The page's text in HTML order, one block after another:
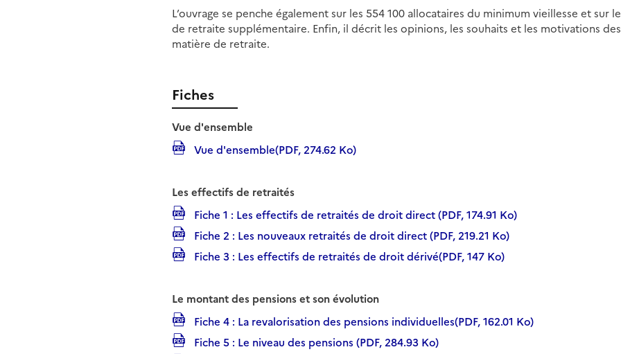
L’ouvrage se penche également sur les 554 100 allocataires du minimum vieillesse et sur
de retraite supplémentaire. Enfin, il décrit les opinions, les souhaits et les motivations
matière de retraite.
Fiches
Vue d'ensemble
Vue d'ensemble(PDF, 274.62 Ko)
Les effectifs de retraités
Fiche 1 : Les effectifs de retraités de droit direct (PDF, 174.91 Ko)
Fiche 2 : Les nouveaux retraités de droit direct (PDF, 219.21 Ko)
Fiche 3 : Les effectifs de retraités de droit dérivé(PDF, 147 Ko)
Le montant des pensions et son évolution
Fiche 4 : La revalorisation des pensions individuelles(PDF, 162.01 Ko)
Fiche 5 : Le niveau des pensions (PDF, 284.93 Ko)